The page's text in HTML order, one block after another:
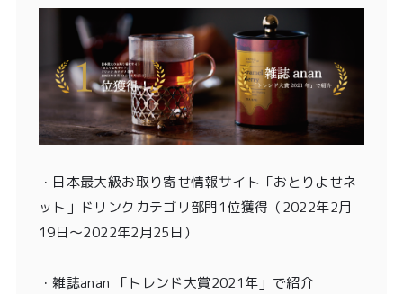
・ 日本最大級お取り寄せ情報サイト「おとりよせネ
ット」ドリンクカテゴリ部門1位獲得 （2022年2月
19日〜2022年2月25日）
・雑誌anan 「トレンド大賞2021年」 で紹介